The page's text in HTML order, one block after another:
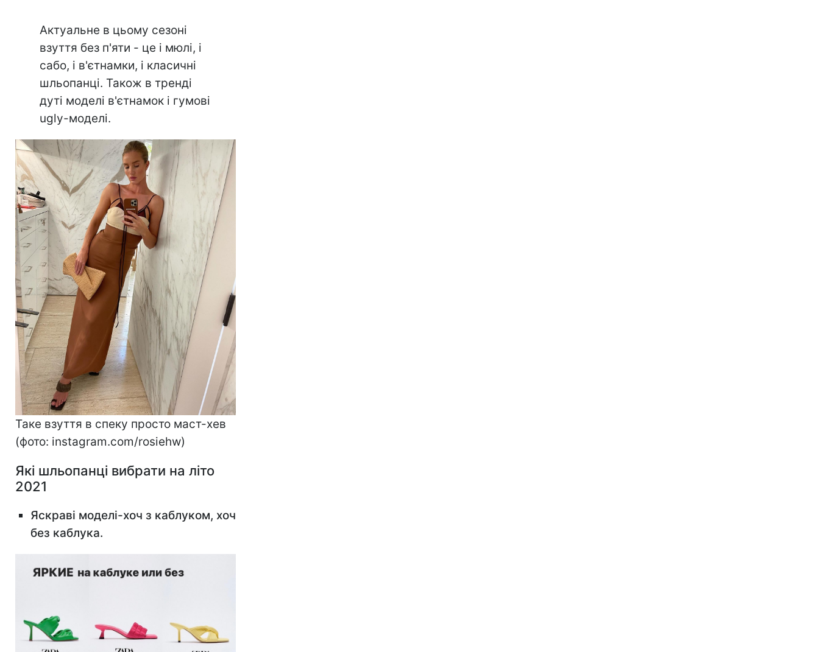
Актуальне в цьому сезоні
взуття без п'яти - це і мюлі, і
сабо, і в'єтнамки, і класичні
шльопанці. Також в тренді
дуті моделі в'єтнамок і гумові
ugly-моделі.
Таке взуття в спеку просто маст-хев
(фото: instagram.com/rosiehw)
Які шльопанці вибрати на літо
2021
Яскраві моделі-хоч з каблуком, хоч
без каблука.